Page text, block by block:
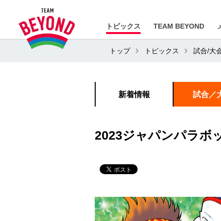
トピックス TEAM BEYOND
トップ トピックス 試合/大
新着情報 試合／
2023ジャパンパラボ